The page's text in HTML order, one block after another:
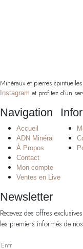
Minéraux et pierres
Instagram et profitez d’un
Navigation
Accueil
ADN Minéral
À Propos
Contact
Mon compte
Ventes en Live
Newsletter
Recevez des offres
les premiers informés de